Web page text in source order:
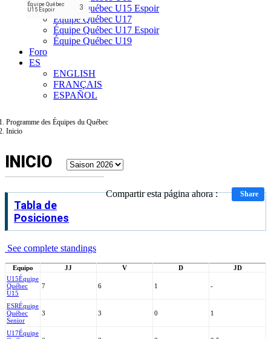
Équipe Québec
U15 Espoir
3
Équipe Québec U15 Espoir
Équipe Québec U17
Équipe Québec U17 Espoir
Équipe Québec U19
Foro
ES
ENGLISH
FRANÇAIS
ESPAÑOL
Programme des Équipes du Québec
Inicio
INICIO
Compartir esta página ahora : Share
Tabla de
Posiciones
See complete standings
Equipo JJ V D
JD
U15Équipe
Québec
U15
7 6 1 -
ESRÉquipe
Québec
Senior
3 3 0 1
U17Équipe